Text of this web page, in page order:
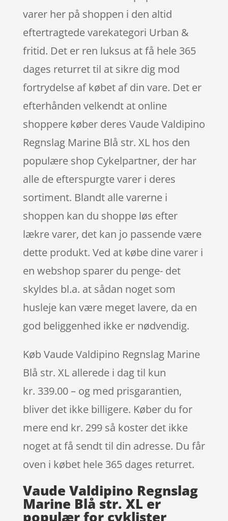
varer her på shoppen i den altid
eftertragtede varekategori Urban &
fritid. Det er ren luksus at få hele 365
dages returret til at sikre dig mod
fortrydelse af købet af din vare. Det er
efterhånden velkendt at online
shoppere køber deres Vaude Valdipino
Regnslag Marine Blå str. XL hos den
populære shop Cykelpartner, der har
alle de efterspurgte varer i deres
sortiment. Blandt alle varerne i
shoppen kan du shoppe løs efter
lækre varer, det kan jo passende være
dette produkt. Ved at købe dine varer i
en webshop sparer du penge- det
skyldes bl.a. at sådan noget som
husleje kan være meget lavere, da en
god beliggenhed ikke er nødvendig.
Køb Vaude Valdipino Regnslag Marine
Blå str. XL allerede i dag til kun
kr. 339.00 – og med prisgarantien,
bliver det ikke billigere. Køber du for
mere end kr. 299 så koster det ikke
noget at få sendt til din adresse. Du får
oven i købet hele 365 dages returret.
Vaude Valdipino Regnslag
Marine Blå str. XL er
populær for cyklister